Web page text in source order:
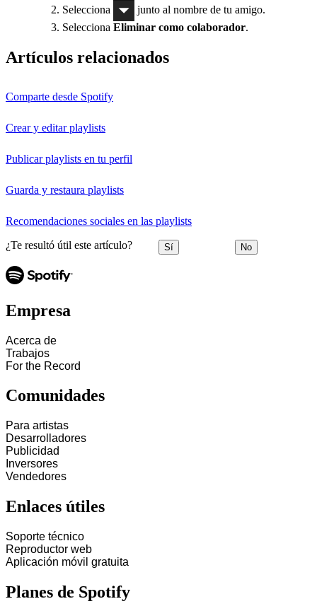
Selecciona
junto al nombre de tu amigo.
Selecciona Eliminar como colaborador.
Artículos relacionados
Comparte desde Spotify
Crear y editar playlists
Publicar playlists en tu perfil
Guarda y restaura playlists
Recomendaciones sociales en las playlists
¿Te resultó útil este artículo? Sí No
Empresa
Acerca de
Trabajos
For the Record
Comunidades
Para artistas
Desarrolladores
Publicidad
Inversores
Vendedores
Enlaces útiles
Soporte técnico
Reproductor web
Aplicación móvil gratuita
Planes de Spotify